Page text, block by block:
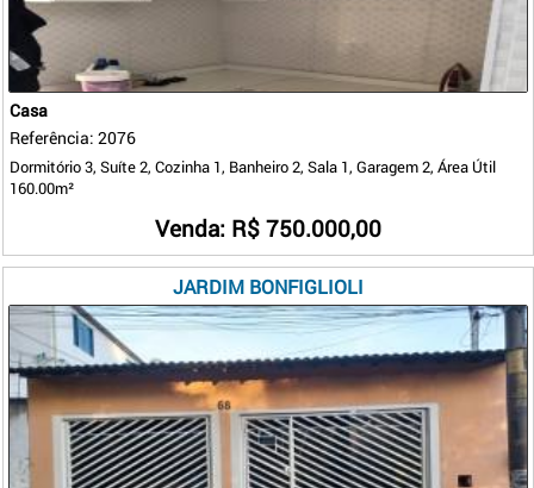
Casa
Referência: 2076
Dormitório 3, Suíte 2, Cozinha 1, Banheiro 2, Sala 1, Garagem 2, Área Útil
160.00m²
Venda: R$ 750.000,00
JARDIM BONFIGLIOLI